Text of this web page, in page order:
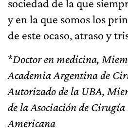
sociedad de la que
y en la que somos los
de este ocaso, atraso y
*Doctor en medicina,
Academia Argentina de
Autorizado de la UBA,
de la Asociación de Cirugía
Americana